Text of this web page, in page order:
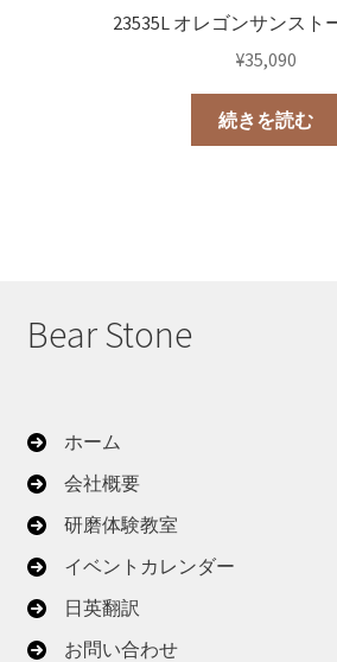
23535L オレゴンサンスト
¥35,090
続きを読む
Bear Stone
ホーム
会社概要
研磨体験教室
イベントカレンダー
日英翻訳
お問い合わせ